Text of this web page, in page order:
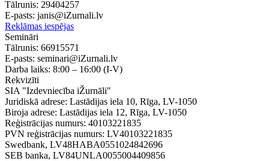
Tālrunis: 29404257
E-pasts: janis@iZurnali.lv
Reklāmas iespējas
Semināri
Tālrunis: 66915571
E-pasts: seminari@iZurnali.lv
Darba laiks: 8:00 – 16:00 (I-V)
Rekvizīti
SIA "Izdevniecība iŽurnāli"
Juridiskā adrese: Lastādijas iela 10, Rīga, LV-1050
Biroja adrese: Lastādijas iela 12, Rīga, LV-1050
Reģistrācijas numurs: 40103221835
PVN reģistrācijas numurs: LV40103221835
Swedbank, LV48HABA0551024842696
SEB banka, LV84UNLA0055004409856